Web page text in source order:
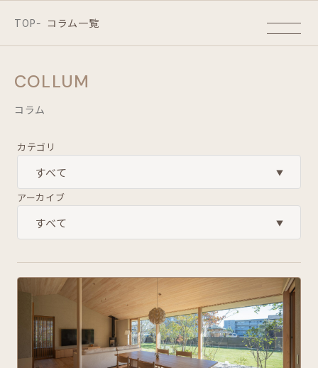
TOP- コラム一覧
COLLUM
コラム
カテゴリ
アーカイブ